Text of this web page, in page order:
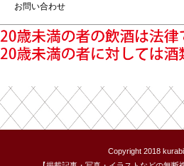
お問い合わせ
Copyright 2018